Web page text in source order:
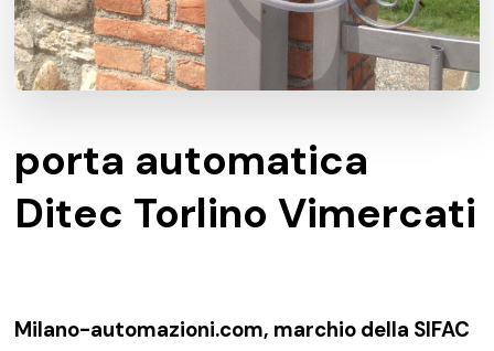
porta automatica
Ditec Torlino Vimercati
Milano-automazioni.com, marchio della SIFAC